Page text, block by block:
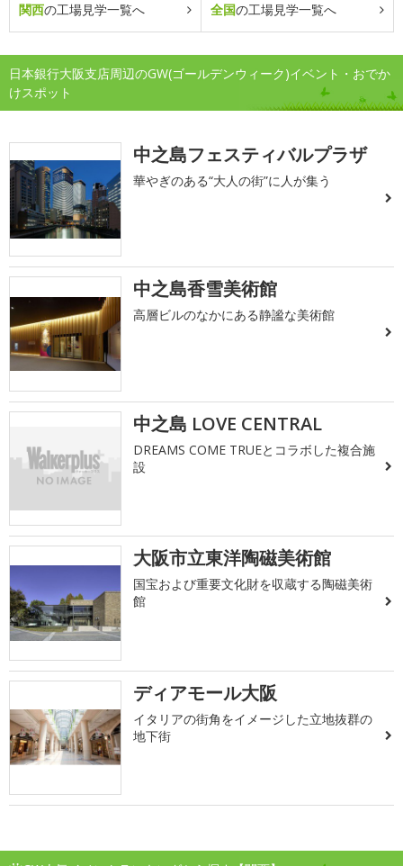
関西の工場見学一覧へ 全国の工場見学一覧へ
日本銀行大阪支店周辺のGW(ゴールデンウィーク)イベント・おでか
けスポット
中之島フェスティバルプラザ
華やぎのある“大人の街”に人が集う
中之島香雪美術館
高層ビルのなかにある静謐な美術館
中之島 LOVE CENTRAL
DREAMS COME TRUEとコラボした複合施
設
大阪市立東洋陶磁美術館
国宝および重要文化財を収蔵する陶磁美術
館
ディアモール大阪
イタリアの街角をイメージした立地抜群の
地下街